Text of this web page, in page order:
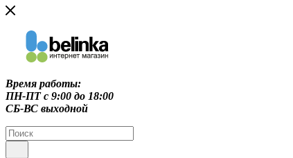
Время работы:
ПН-ПТ c 9:00 до 18:00
СБ-ВС выходной